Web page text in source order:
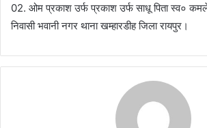
02. ओम प्रकाश उर्फ प्रकाश उर्फ साधू पिता स्व०
निवासी भवानी नगर थाना खम्हारडीह जिला रायपुर।